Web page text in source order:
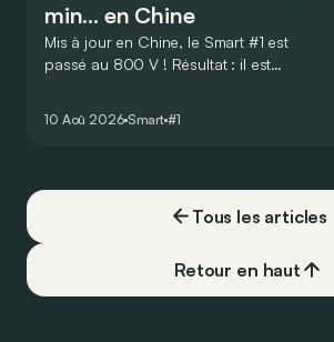
min… en Chine
Mis à jour en Chine, le Smart #1 est
passé au 800 V ! Résultat : il est
seulement !
10 Aoû 2026 Smart #1
Tous les articles
Retour en haut